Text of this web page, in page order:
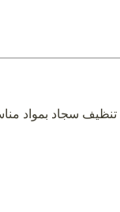
تنظيف سجاد بمواد